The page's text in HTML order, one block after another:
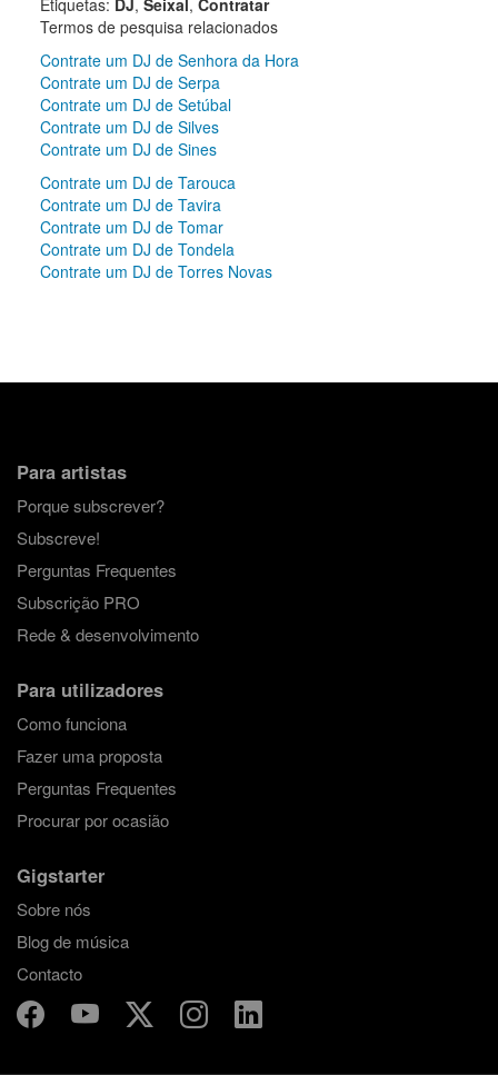
Termos de pesquisa relacionados
Contrate um DJ de Senhora da Hora
Contrate um DJ de Serpa
Contrate um DJ de Setúbal
Contrate um DJ de Silves
Contrate um DJ de Sines
Contrate um DJ de Tarouca
Contrate um DJ de Tavira
Contrate um DJ de Tomar
Contrate um DJ de Tondela
Contrate um DJ de Torres Novas
Para artistas
Porque subscrever?
Subscreve!
Perguntas Frequentes
Subscrição PRO
Rede & desenvolvimento
Para utilizadores
Como funciona
Fazer uma proposta
Perguntas Frequentes
Procurar por ocasião
Gigstarter
Sobre nós
Blog de música
Contacto